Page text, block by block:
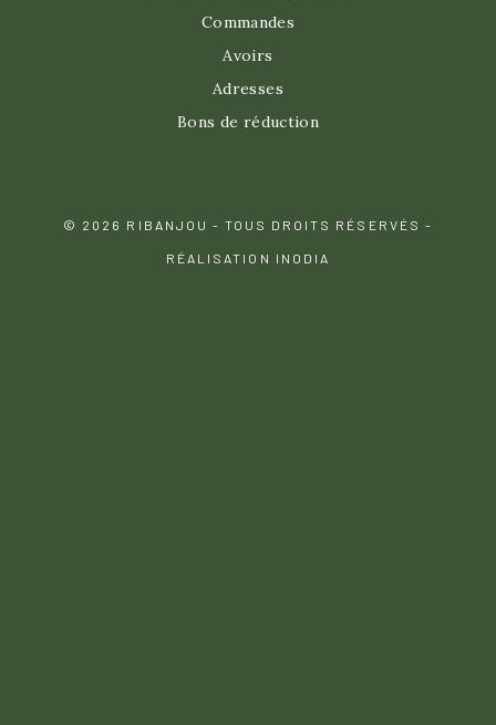
Commandes
Avoirs
Adresses
Bons de réduction
© 2026 RIBANJOU - TOUS DROITS RÉSERVÉS -
RÉALISATION INODIA